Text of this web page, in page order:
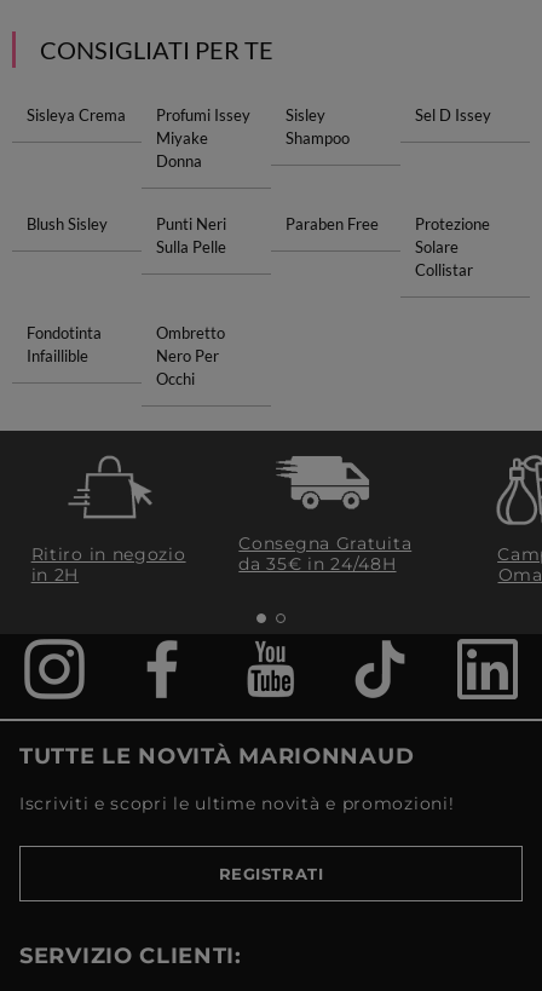
CONSIGLIATI PER TE
Sisleya Crema
Profumi Issey
Miyake
Donna
Sisley
Shampoo
Sel D Issey
Blush Sisley
Punti Neri
Sulla Pelle
Paraben Free
Protezione
Solare
Collistar
Fondotinta
Infaillible
Ombretto
Nero Per
Occhi
Ritiro in negozio
in 2H
Consegna Gratuita
da 35€​ in 24/48H
TUTTE LE NOVITÀ MARIONNAUD
Iscriviti e scopri le ultime novità e promozioni!
REGISTRATI
SERVIZIO CLIENTI: